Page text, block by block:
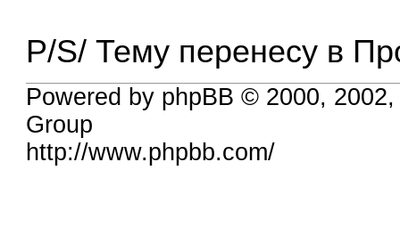
P/S/ Тему перенесу в
Powered by phpBB © 2000,
Group
http://www.phpbb.com/